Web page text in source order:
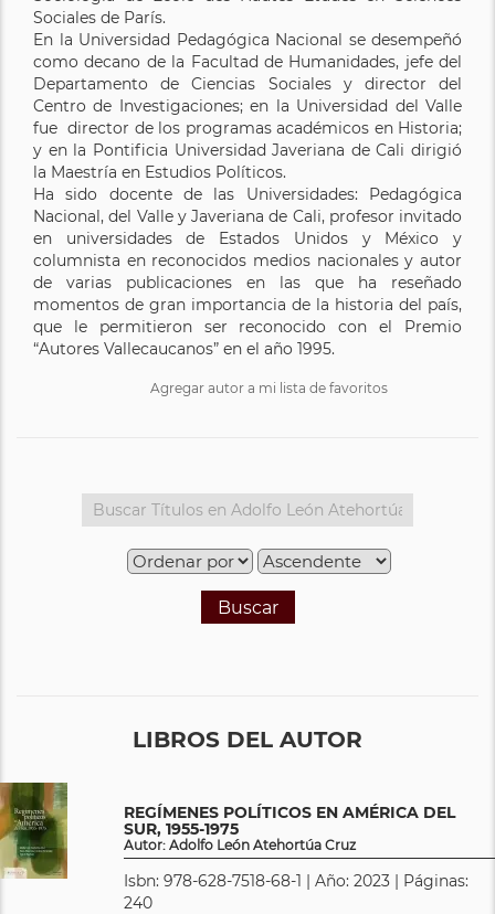
Sociales de París.
En la Universidad Pedagógica Nacional se desempeñó
como decano de la Facultad de Humanidades, jefe del
Departamento de Ciencias Sociales y director del
Centro de Investigaciones; en la Universidad del Valle
fue director de los programas académicos en Historia;
y en la Pontificia Universidad Javeriana de Cali dirigió
la Maestría en Estudios Políticos.
Ha sido docente de las Universidades: Pedagógica
Nacional, del Valle y Javeriana de Cali, profesor invitado
en universidades de Estados Unidos y México y
columnista en reconocidos medios nacionales y autor
de varias publicaciones en las que ha reseñado
momentos de gran importancia de la historia del país,
que le permitieron ser reconocido con el Premio
“Autores Vallecaucanos” en el año 1995.
Agregar autor a mi lista de favoritos
Buscar
LIBROS DEL AUTOR
REGÍMENES POLÍTICOS EN AMÉRICA DEL
SUR, 1955-1975
Autor: Adolfo León Atehortúa Cruz
Isbn: 978-628-7518-68-1 | Año: 2023 | Páginas:
240